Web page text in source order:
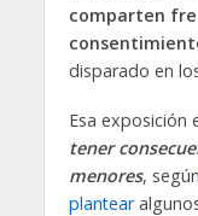
comparten
disparado en
Esa exposición
tener
menores, según
plantear